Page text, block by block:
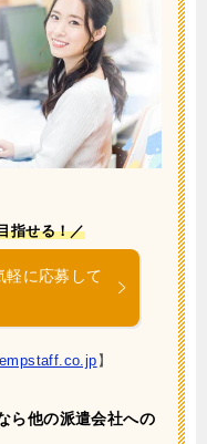
指せる！／
軽に応募して
】
ら他の派遣会社への